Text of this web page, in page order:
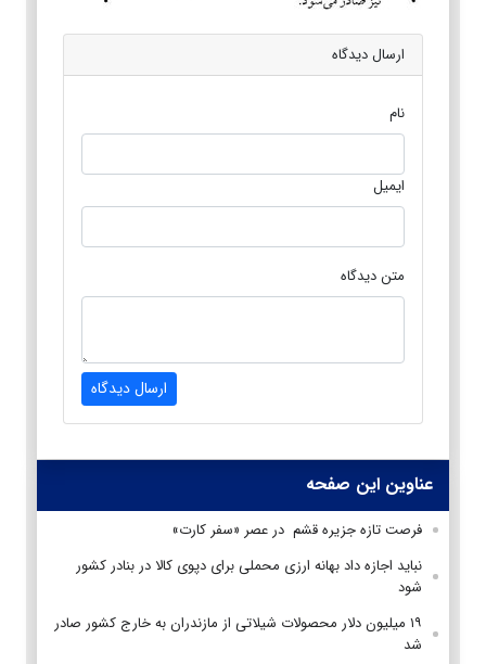
ارسال دیدگاه
نام
ایمیل
متن دیدگاه
ارسال دیدگاه
عناوین این صفحه
فرصت تازه جزیره قشم در عصر «سفر کارت»
نباید اجازه داد بهانه ارزی محملی برای دپوی کالا در بنادر کشور
شود
۱۹ میلیون دلار محصولات شیلاتی از مازندران به خارج کشور صادر
شد